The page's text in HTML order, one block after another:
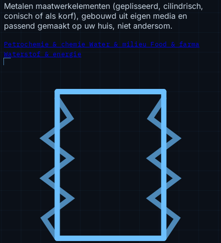
Metalen maatwerkelementen (geplisseerd, cilindrisch,
conisch of als korf), gebouwd uit eigen media en
passend gemaakt op uw huis, niet andersom.
Petrochemie & chemieWater & milieu Food & farma
Waterstof & energie